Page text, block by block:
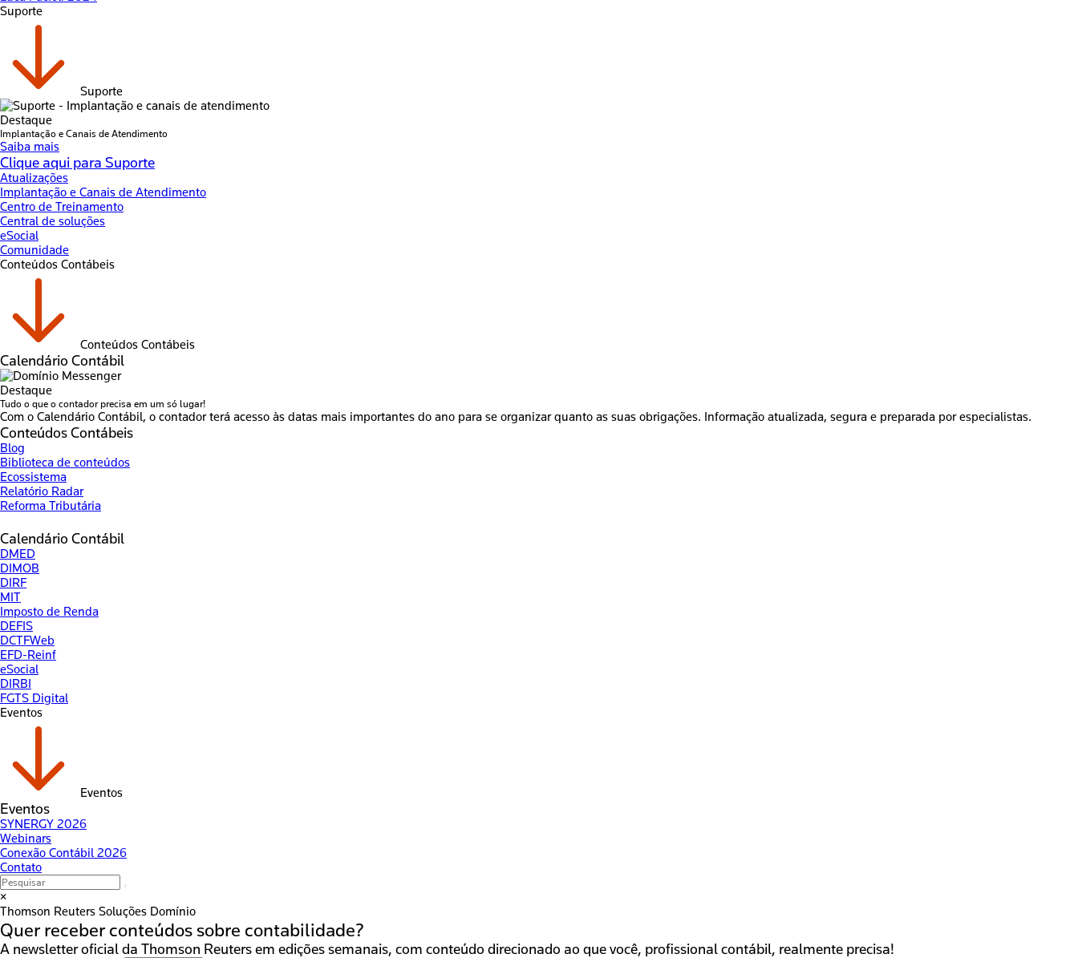
Suporte
Suporte
Destaque
Implantação e Canais de Atendimento
Saiba mais
Clique aqui para Suporte
Atualizações
Implantação e Canais de Atendimento
Centro de Treinamento
Central de soluções
eSocial
Comunidade
Conteúdos Contábeis
Conteúdos Contábeis
Calendário Contábil
Destaque
Tudo o que o contador precisa em um só lugar!
Com o Calendário Contábil, o contador terá acesso às datas mais importantes do ano para se organizar quanto as suas obrigações. Informação atualizada, segura e preparada por especialistas.
Conteúdos Contábeis
Blog
Biblioteca de conteúdos
Ecossistema
Relatório Radar
Reforma Tributária
Calendário Contábil
DMED
DIMOB
DIRF
MIT
Imposto de Renda
DEFIS
DCTFWeb
EFD-Reinf
eSocial
DIRBI
FGTS Digital
Eventos
Eventos
Eventos
SYNERGY 2026
Webinars
Conexão Contábil 2026
Contato
×
Thomson Reuters Soluções Domínio
Quer receber conteúdos sobre contabilidade?
A newsletter oficial da Thomson Reuters em edições semanais, com conteúdo direcionado ao que você, profissional contábil, realmente precisa!